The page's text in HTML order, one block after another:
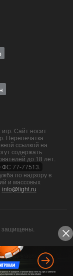
Сайт носит
Перепечатка
ссылкой на
содержать
до 18 лет.
77-77513.
по надзору в
и массовых
info@fight.ru
защищены.